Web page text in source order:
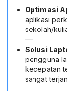
Optimasi
aplikasi
sekolah/
Solusi
pengguna
kecepatan
sangat